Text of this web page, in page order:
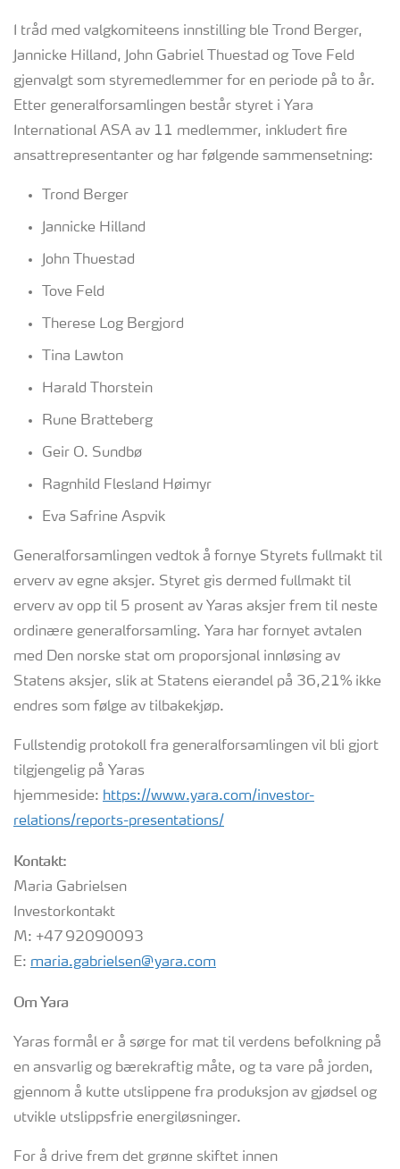
I tråd med valgkomiteens innstilling ble Trond Berger,
Jannicke Hilland, John Gabriel Thuestad og Tove Feld
gjenvalgt som styremedlemmer for en periode på to år.
Etter generalforsamlingen består styret i Yara
International ASA av 11 medlemmer, inkludert fire
ansattrepresentanter og har følgende sammensetning:
Trond Berger
Jannicke Hilland
John Thuestad
Tove Feld
Therese Log Bergjord
Tina Lawton
Harald Thorstein
Rune Bratteberg
Geir O. Sundbø
Ragnhild Flesland Høimyr
Eva Safrine Aspvik
Generalforsamlingen vedtok å fornye Styrets fullmakt til
erverv av egne aksjer. Styret gis dermed fullmakt til
erverv av opp til 5 prosent av Yaras aksjer frem til neste
ordinære generalforsamling. Yara har fornyet avtalen
med Den norske stat om proporsjonal innløsing av
Statens aksjer, slik at Statens eierandel på 36,21% ikke
endres som følge av tilbakekjøp.
Fullstendig protokoll fra generalforsamlingen vil bli gjort
tilgjengelig på Yaras
hjemmeside: https://www.yara.com/investor-
relations/reports-presentations/
Kontakt:
Maria Gabrielsen
Investorkontakt
M: +47 92090093
E: maria.gabrielsen@yara.com
Om Yara
Yaras formål er å sørge for mat til verdens befolkning på
en ansvarlig og bærekraftig måte, og ta vare på jorden,
gjennom å kutte utslippene fra produksjon av gjødsel og
utvikle utslippsfrie energiløsninger.
For å drive frem det grønne skiftet innen